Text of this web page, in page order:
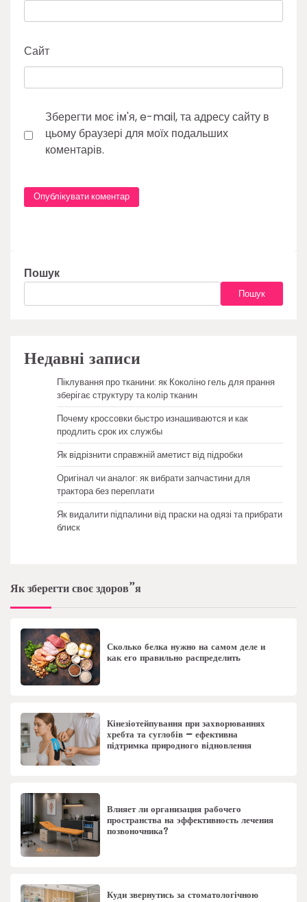
Сайт
Зберегти моє ім'я, e-mail, та адресу сайту в
цьому браузері для моїх подальших
коментарів.
Пошук
Пошук
Недавні записи
Піклування про тканини: як Коколіно гель для прання
зберігає структуру та колір тканин
Почему кроссовки быстро изнашиваются и как
продлить срок их службы
Як відрізнити справжній аметист від підробки
Оригінал чи аналог: як вибрати запчастини для
трактора без переплати
Як видалити підпалини від праски на одязі та прибрати
блиск
Як зберегти своє здоров”я
Сколько белка нужно на самом деле и
как его правильно распределить
Кінезіотейпування при захворюваннях
хребта та суглобів – ефективна
підтримка природного відновлення
Влияет ли организация рабочего
пространства на эффективность лечения
позвоночника?
Куди звернутись за стоматологічною